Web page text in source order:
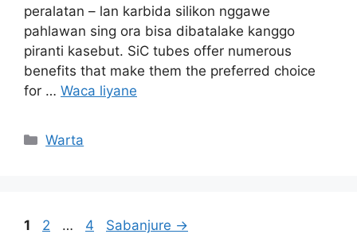
peralatan – lan karbida silikon nggawe
pahlawan sing ora bisa dibatalake kanggo
piranti kasebut. SiC tubes offer numerous
benefits that make them the preferred choice
for … Waca liyane
Kategori
Warta
kaca
1 kaca
2 … kaca
4 Sabanjure →